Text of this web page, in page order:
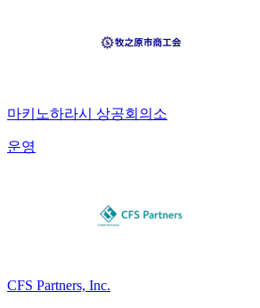
마키노하라시 상공회의소
운영
CFS Partners, Inc.